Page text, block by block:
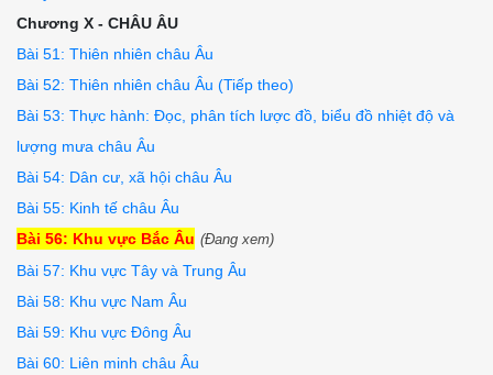
Chương X - CHÂU ÂU
Bài 51: Thiên nhiên châu Âu
Bài 52: Thiên nhiên châu Âu (Tiếp theo)
Bài 53: Thực hành: Đọc, phân tích lược đồ, biểu đồ nhiệt độ và
lượng mưa châu Âu
Bài 54: Dân cư, xã hội châu Âu
Bài 55: Kinh tế châu Âu
Bài 56: Khu vực Bắc Âu (Đang xem)
Bài 57: Khu vực Tây và Trung Âu
Bài 58: Khu vực Nam Âu
Bài 59: Khu vực Đông Âu
Bài 60: Liên minh châu Âu